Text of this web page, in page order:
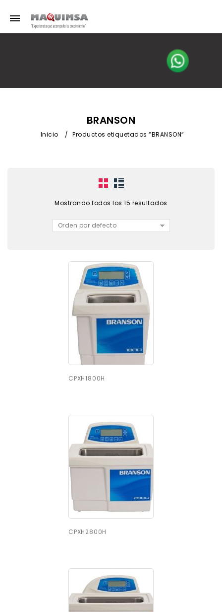
BRANSON
Inicio / Productos etiquetados “BRANSON”
Mostrando todos los 15 resultados
Orden por defecto
CPXH1800H
CPXH2800H